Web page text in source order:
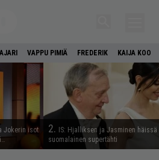
VAPPU PIMIÄ FREDERIK KAIJA KOO
Jokerin isot
2.
IS: Hjalliksen ja Jasminen häissä
suomalainen supertähti